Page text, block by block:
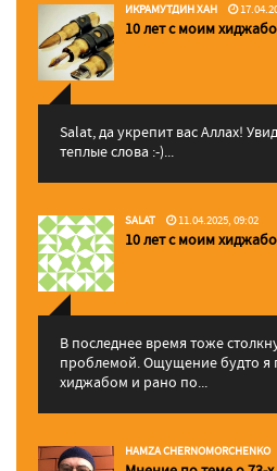
ИКРАМУТДИН ХАН
10 лет с моим
Salat, да укрепит вас Аллаx!
теплые слова :-)...
SALAT 11.04.2025, 09:02
10 лет с моим
В последнее время тоже
проблемой. Ощущение будто я
хиджабом и рано по...
HAMZA CHERNOMORCHENKO